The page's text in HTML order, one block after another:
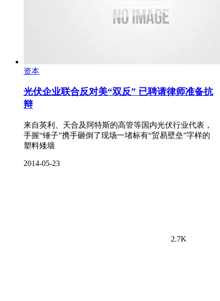
资本
光伏企业联合反对美“双反” 已聘请律师准备抗
辩
来自英利、天合及阿特斯的高管等国内光伏行业代表，
手握“锤子”携手砸倒了现场一堵标有“贸易壁垒”字样的
塑料矮墙
2014-05-23
2.7K